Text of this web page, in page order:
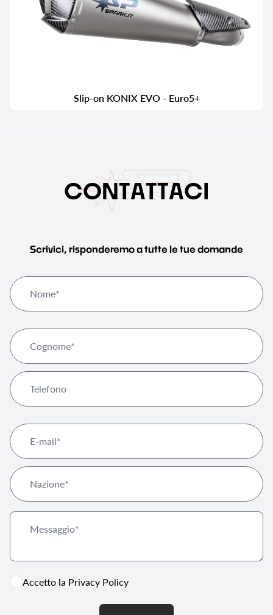
Slip-on KONIX EVO - Euro5+
CONTATTACI
Scrivici, risponderemo a tutte le tue domande
Accetto la Privacy Policy